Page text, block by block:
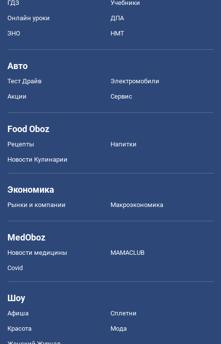
ГДЗ Учебники
Онлайн уроки ДПА
ЗНО НМТ
Авто
Тест Драйв Электромобили
Акции Сервис
Food Oboz
Рецепты Напитки
Новости Кулинарии
Экономика
Рынки и компании Mакроэкономика
MedOboz
Новости медицины MAMACLUB
Covid
Шоу
Афиша Сплетни
Красота Мода